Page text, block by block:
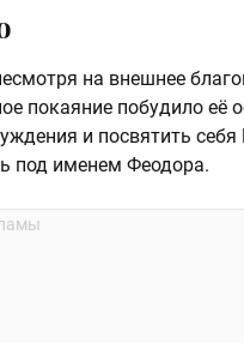
на внешнее
покаяние побудило её
и посвятить себя
под именем Феодора.